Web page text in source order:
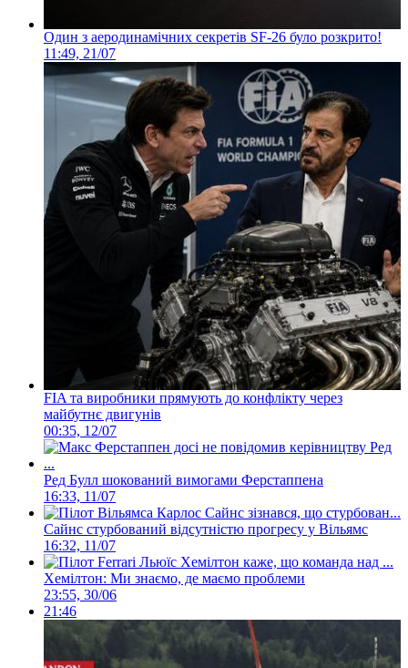
Один з аеродинамічних секретів SF-26 було розкрито!
11:49, 21/07
FIA та виробники прямують до конфлікту через
майбутнє двигунів
00:35, 12/07
Ред Булл шокований вимогами Ферстаппена
16:33, 11/07
Сайнс стурбований відсутністю прогресу у Вільямс
16:32, 11/07
Хемілтон: Ми знаємо, де маємо проблеми
23:55, 30/06
21:46